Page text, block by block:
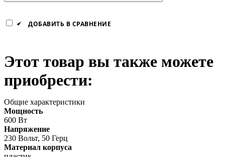
ДОБАВИТЬ В СРАВНЕНИЕ
Этот товар вы также можете
приобрести:
Общие характеристики
Мощность
600 Вт
Напряжение
230 Вольт, 50 Герц
Материал корпуса